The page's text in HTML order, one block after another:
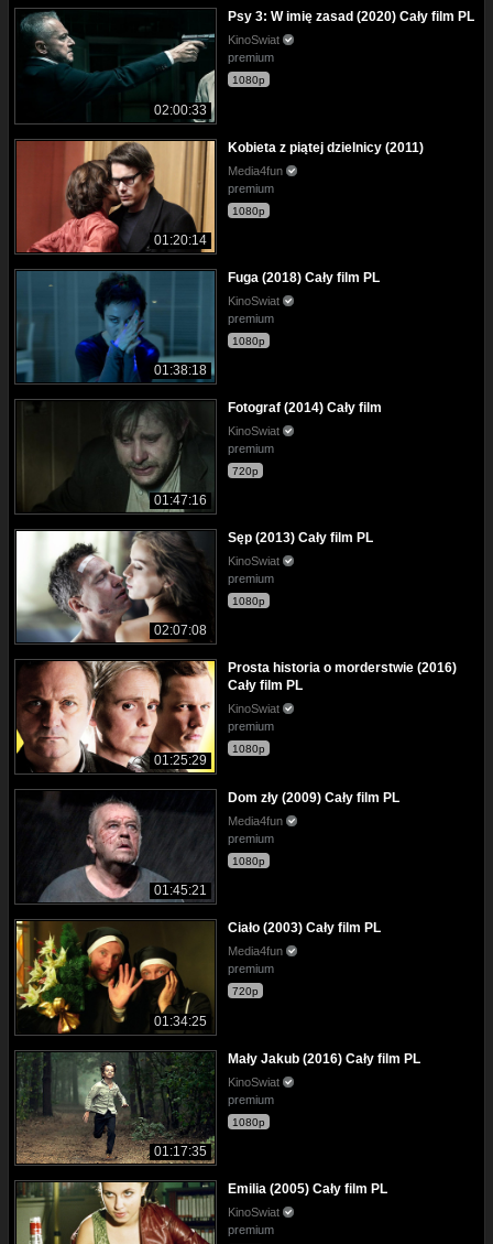
02:00:33
Psy 3: W imię zasad (2020) Cały film PL
KinoSwiat
premium
1080p
01:20:14
Kobieta z piątej dzielnicy (2011)
Media4fun
premium
1080p
01:38:18
Fuga (2018) Cały film PL
KinoSwiat
premium
1080p
01:47:16
Fotograf (2014) Cały film
KinoSwiat
premium
720p
02:07:08
Sęp (2013) Cały film PL
KinoSwiat
premium
1080p
01:25:29
Prosta historia o morderstwie (2016)
Cały film PL
KinoSwiat
premium
1080p
01:45:21
Dom zły (2009) Cały film PL
Media4fun
premium
1080p
01:34:25
Ciało (2003) Cały film PL
Media4fun
premium
720p
01:17:35
Mały Jakub (2016) Cały film PL
KinoSwiat
premium
1080p
Emilia (2005) Cały film PL
KinoSwiat
premium